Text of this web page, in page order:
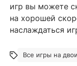
игр вы можете
на хорошей
наслаждаться
Все игры на